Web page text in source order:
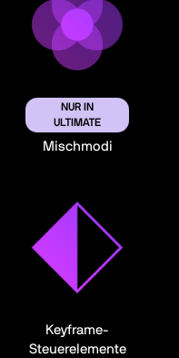
NUR IN
ULTIMATE
Mischmodi
Keyframe-
Steuerelemente